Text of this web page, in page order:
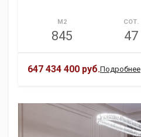
М2
845
СОТ.
47
647 434 400 руб.Подробнее